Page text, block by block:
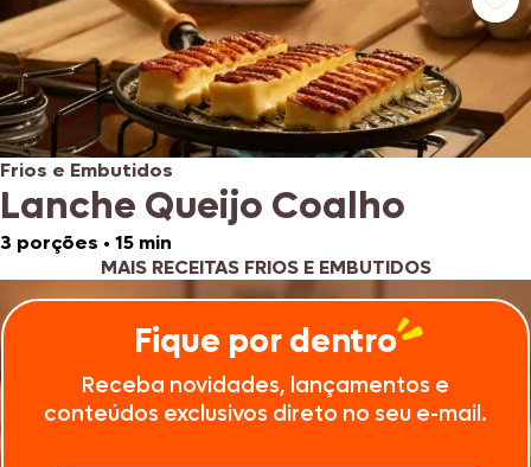
Frios e Embutidos
Lanche Queijo Coalho
3 porções • 15 min
MAIS RECEITAS FRIOS E EMBUTIDOS
Fique por dentro
Receba novidades, lançamentos e
conteúdos exclusivos direto no seu e-mail.